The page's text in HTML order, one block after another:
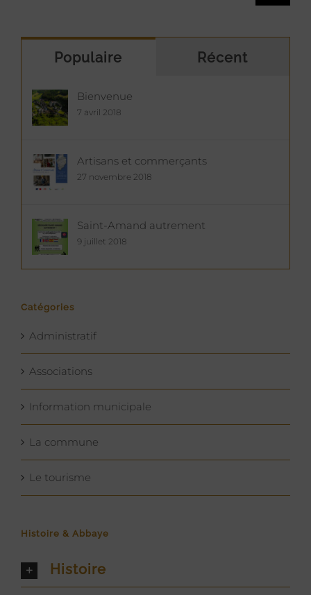
Populaire Récent
Bienvenue
7 avril 2018
Artisans et commerçants
27 novembre 2018
Saint-Amand autrement
9 juillet 2018
Catégories
Administratif
Associations
Information municipale
La commune
Le tourisme
Histoire & Abbaye
Histoire